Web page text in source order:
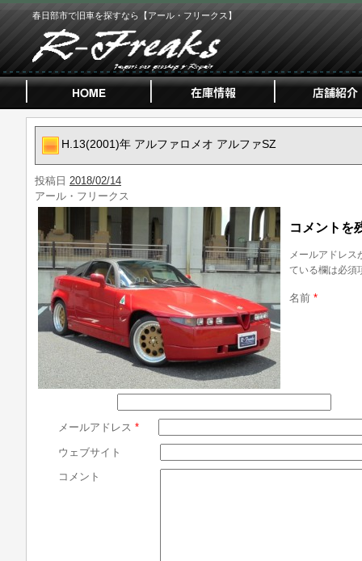
春日部市で旧車を探すなら【アール・フリークス】
H.13(2001)年 アルファロメオ アルファSZ
投稿日 2018/02/14
アール・フリークス
コメントを
メールアドレス
ている欄は必須
名前 *
メールアドレス *
ウェブサイト
コメント